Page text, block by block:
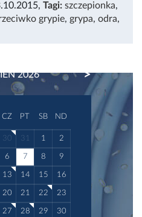
, Tagi: szczepionka,
grypie, grypa, odra,
2026 NEXT
CZ PT SB ND
30 31 1 2
6 7 8 9
13 14 15 16
20 21 22 23
27 28 29 30